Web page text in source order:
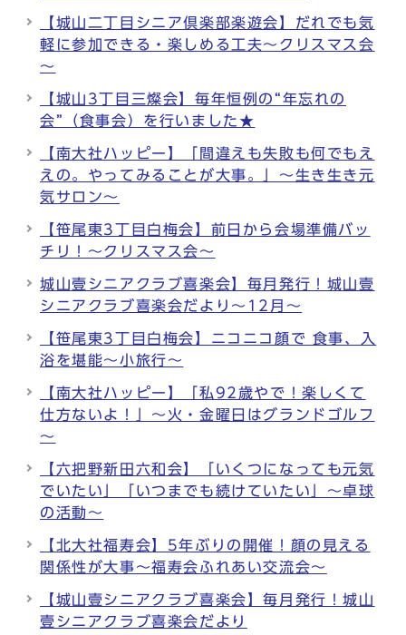
【城山二丁目シニア倶楽部楽遊会】だれでも気
軽に参加できる・楽しめる工夫～クリスマス会
～
【城山3丁目三燦会】毎年恒例の“年忘れの
会”（食事会）を行いました★
【南大社ハッピー】「間違えも失敗も何でもえ
えの。やってみることが大事。」～生き生き元
気サロン～
【笹尾東3丁目白梅会】前日から会場準備バッ
チリ！～クリスマス会～
城山壹シニアクラブ喜楽会】毎月発行！城山壹
シニアクラブ喜楽会だより～12月～
【笹尾東3丁目白梅会】ニコニコ顔で 食事、入
浴を堪能～小旅行～
【南大社ハッピー】「私92歳やで！楽しくて
仕方ないよ！」～火・金曜日はグランドゴルフ
～
【六把野新田六和会】「いくつになっても元気
でいたい」「いつまでも続けていたい」～卓球
の活動～
【北大社福寿会】5年ぶりの開催！顔の見える
関係性が大事～福寿会ふれあい交流会～
【城山壹シニアクラブ喜楽会】毎月発行！城山
壹シニアクラブ喜楽会だより